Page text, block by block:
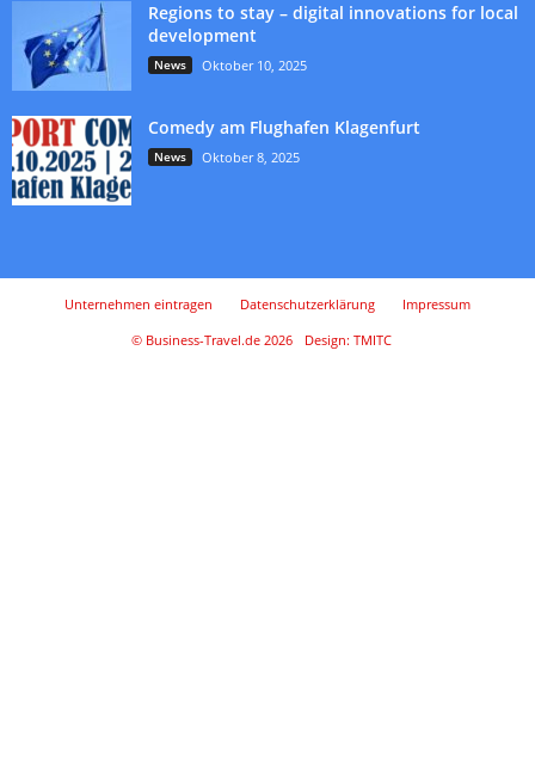
Regions to stay – digital innovations for local
development
News Oktober 10, 2025
Comedy am Flughafen Klagenfurt
News Oktober 8, 2025
Unternehmen eintragen Datenschutzerklärung
Impressum
© Business-Travel.de 2026
Design: TMITC